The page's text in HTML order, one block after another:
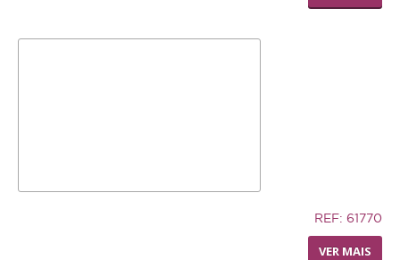
REF: 61770
VER MAIS